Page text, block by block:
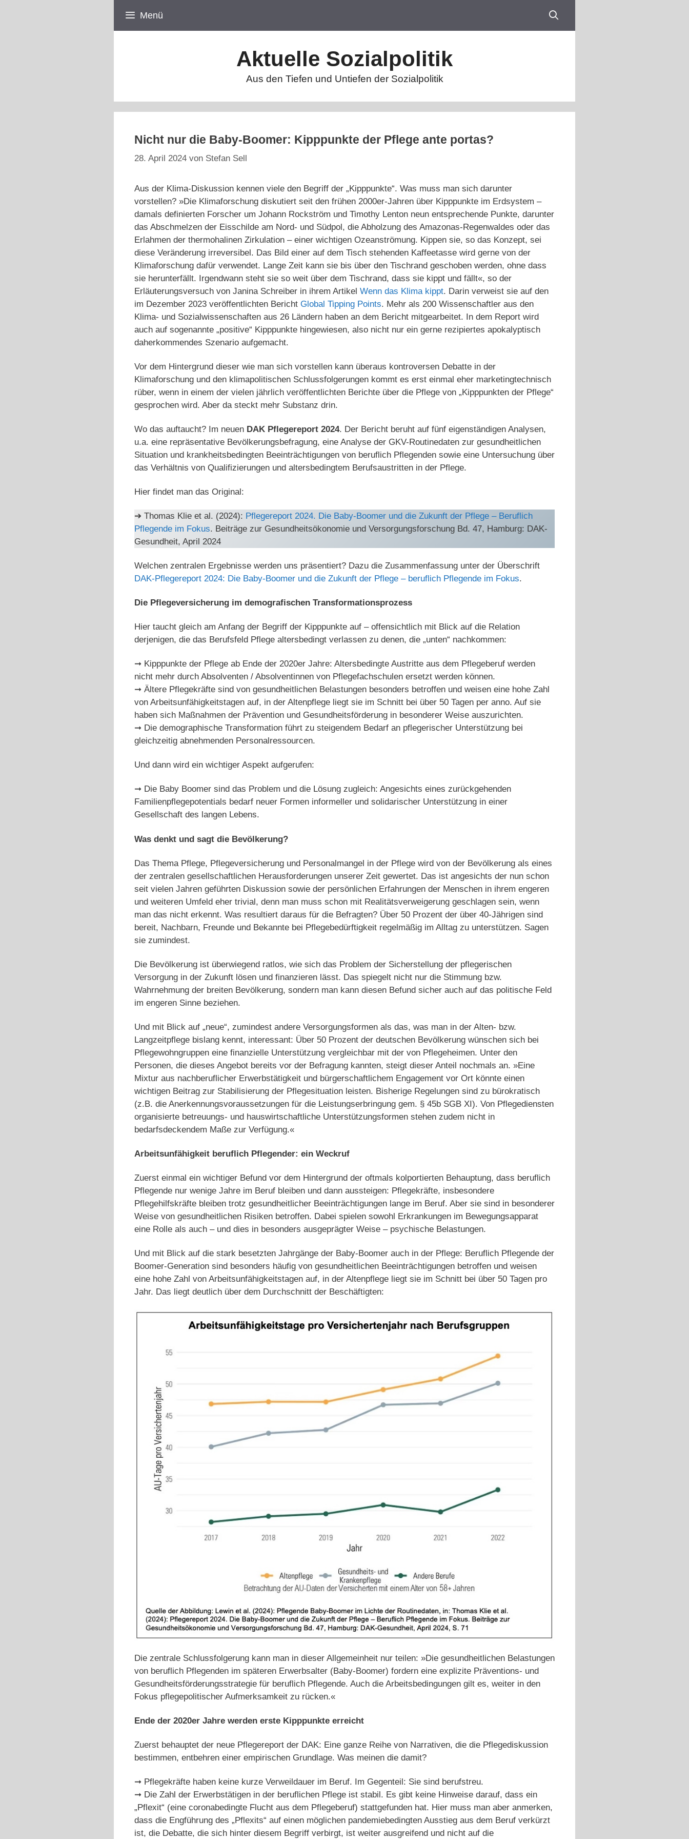
Menü
Aktuelle Sozialpolitik
Aus den Tiefen und Untiefen der Sozialpolitik
Nicht nur die Baby-Boomer: Kipppunkte der Pflege ante portas?
28. April 2024 von Stefan Sell
Aus der Klima-Diskussion kennen viele den Begriff der „Kipppunkte“. Was muss man sich darunter
vorstellen? »Die Klimaforschung diskutiert seit den frühen 2000er-Jahren über Kipppunkte im Erdsystem –
damals definierten Forscher um Johann Rockström und Timothy Lenton neun entsprechende Punkte, darunter
das Abschmelzen der Eisschilde am Nord- und Südpol, die Abholzung des Amazonas-Regenwaldes oder das
Erlahmen der thermohalinen Zirkulation – einer wichtigen Ozeanströmung. Kippen sie, so das Konzept, sei
diese Veränderung irreversibel. Das Bild einer auf dem Tisch stehenden Kaffeetasse wird gerne von der
Klimaforschung dafür verwendet. Lange Zeit kann sie bis über den Tischrand geschoben werden, ohne dass
sie herunterfällt. Irgendwann steht sie so weit über dem Tischrand, dass sie kippt und fällt«, so der
Erläuterungsversuch von Janina Schreiber in ihrem Artikel Wenn das Klima kippt. Darin verweist sie auf den
im Dezember 2023 veröffentlichten Bericht Global Tipping Points. Mehr als 200 Wissenschaftler aus den
Klima- und Sozialwissenschaften aus 26 Ländern haben an dem Bericht mitgearbeitet. In dem Report wird
auch auf sogenannte „positive“ Kipppunkte hingewiesen, also nicht nur ein gerne rezipiertes apokalyptisch
daherkommendes Szenario aufgemacht.
Vor dem Hintergrund dieser wie man sich vorstellen kann überaus kontroversen Debatte in der
Klimaforschung und den klimapolitischen Schlussfolgerungen kommt es erst einmal eher marketingtechnisch
rüber, wenn in einem der vielen jährlich veröffentlichten Berichte über die Pflege von „Kipppunkten der Pflege“
gesprochen wird. Aber da steckt mehr Substanz drin.
Wo das auftaucht? Im neuen DAK Pflegereport 2024. Der Bericht beruht auf fünf eigenständigen Analysen,
u.a. eine repräsentative Bevölkerungsbefragung, eine Analyse der GKV-Routinedaten zur gesundheitlichen
Situation und krankheitsbedingten Beeinträchtigungen von beruflich Pflegenden sowie eine Untersuchung über
das Verhältnis von Qualifizierungen und altersbedingtem Berufsaustritten in der Pflege.
Hier findet man das Original:
➔ Thomas Klie et al. (2024): Pflegereport 2024. Die Baby-Boomer und die Zukunft der Pflege – Beruflich
Pflegende im Fokus. Beiträge zur Gesundheitsökonomie und Versorgungsforschung Bd. 47, Hamburg: DAK-
Gesundheit, April 2024
Welchen zentralen Ergebnisse werden uns präsentiert? Dazu die Zusammenfassung unter der Überschrift
DAK-Pflegereport 2024: Die Baby-Boomer und die Zukunft der Pflege – beruflich Pflegende im Fokus.
Die Pflegeversicherung im demografischen Transformationsprozess
Hier taucht gleich am Anfang der Begriff der Kipppunkte auf – offensichtlich mit Blick auf die Relation
derjenigen, die das Berufsfeld Pflege altersbedingt verlassen zu denen, die „unten“ nachkommen:
➞ Kipppunkte der Pflege ab Ende der 2020er Jahre: Altersbedingte Austritte aus dem Pflegeberuf werden
nicht mehr durch Absolventen / Absolventinnen von Pflegefachschulen ersetzt werden können.
➞ Ältere Pflegekräfte sind von gesundheitlichen Belastungen besonders betroffen und weisen eine hohe Zahl
von Arbeitsunfähigkeitstagen auf, in der Altenpflege liegt sie im Schnitt bei über 50 Tagen per anno. Auf sie
haben sich Maßnahmen der Prävention und Gesundheitsförderung in besonderer Weise auszurichten.
➞ Die demographische Transformation führt zu steigendem Bedarf an pflegerischer Unterstützung bei
gleichzeitig abnehmenden Personalressourcen.
Und dann wird ein wichtiger Aspekt aufgerufen:
➞ Die Baby Boomer sind das Problem und die Lösung zugleich: Angesichts eines zurückgehenden
Familienpflegepotentials bedarf neuer Formen informeller und solidarischer Unterstützung in einer
Gesellschaft des langen Lebens.
Was denkt und sagt die Bevölkerung?
Das Thema Pflege, Pflegeversicherung und Personalmangel in der Pflege wird von der Bevölkerung als eines
der zentralen gesellschaftlichen Herausforderungen unserer Zeit gewertet. Das ist angesichts der nun schon
seit vielen Jahren geführten Diskussion sowie der persönlichen Erfahrungen der Menschen in ihrem engeren
und weiteren Umfeld eher trivial, denn man muss schon mit Realitätsverweigerung geschlagen sein, wenn
man das nicht erkennt. Was resultiert daraus für die Befragten? Über 50 Prozent der über 40-Jährigen sind
bereit, Nachbarn, Freunde und Bekannte bei Pflegebedürftigkeit regelmäßig im Alltag zu unterstützen. Sagen
sie zumindest.
Die Bevölkerung ist überwiegend ratlos, wie sich das Problem der Sicherstellung der pflegerischen
Versorgung in der Zukunft lösen und finanzieren lässt. Das spiegelt nicht nur die Stimmung bzw.
Wahrnehmung der breiten Bevölkerung, sondern man kann diesen Befund sicher auch auf das politische Feld
im engeren Sinne beziehen.
Und mit Blick auf „neue“, zumindest andere Versorgungsformen als das, was man in der Alten- bzw.
Langzeitpflege bislang kennt, interessant: Über 50 Prozent der deutschen Bevölkerung wünschen sich bei
Pflegewohngruppen eine finanzielle Unterstützung vergleichbar mit der von Pflegeheimen. Unter den
Personen, die dieses Angebot bereits vor der Befragung kannten, steigt dieser Anteil nochmals an. »Eine
Mixtur aus nachberuflicher Erwerbstätigkeit und bürgerschaftlichem Engagement vor Ort könnte einen
wichtigen Beitrag zur Stabilisierung der Pflegesituation leisten. Bisherige Regelungen sind zu bürokratisch
(z.B. die Anerkennungsvoraussetzungen für die Leistungserbringung gem. § 45b SGB XI). Von Pflegediensten
organisierte betreuungs- und hauswirtschaftliche Unterstützungsformen stehen zudem nicht in
bedarfsdeckendem Maße zur Verfügung.«
Arbeitsunfähigkeit beruflich Pflegender: ein Weckruf
Zuerst einmal ein wichtiger Befund vor dem Hintergrund der oftmals kolportierten Behauptung, dass beruflich
Pflegende nur wenige Jahre im Beruf bleiben und dann aussteigen: Pflegekräfte, insbesondere
Pflegehilfskräfte bleiben trotz gesundheitlicher Beeinträchtigungen lange im Beruf. Aber sie sind in besonderer
Weise von gesundheitlichen Risiken betroffen. Dabei spielen sowohl Erkrankungen im Bewegungsapparat
eine Rolle als auch – und dies in besonders ausgeprägter Weise – psychische Belastungen.
Und mit Blick auf die stark besetzten Jahrgänge der Baby-Boomer auch in der Pflege: Beruflich Pflegende der
Boomer-Generation sind besonders häufig von gesundheitlichen Beeinträchtigungen betroffen und weisen
eine hohe Zahl von Arbeitsunfähigkeitstagen auf, in der Altenpflege liegt sie im Schnitt bei über 50 Tagen pro
Jahr. Das liegt deutlich über dem Durchschnitt der Beschäftigten:
Die zentrale Schlussfolgerung kann man in dieser Allgemeinheit nur teilen: »Die gesundheitlichen Belastungen
von beruflich Pflegenden im späteren Erwerbsalter (Baby-Boomer) fordern eine explizite Präventions- und
Gesundheitsförderungsstrategie für beruflich Pflegende. Auch die Arbeitsbedingungen gilt es, weiter in den
Fokus pflegepolitischer Aufmerksamkeit zu rücken.«
Ende der 2020er Jahre werden erste Kipppunkte erreicht
Zuerst behauptet der neue Pflegereport der DAK: Eine ganze Reihe von Narrativen, die die Pflegediskussion
bestimmen, entbehren einer empirischen Grundlage. Was meinen die damit?
➞ Pflegekräfte haben keine kurze Verweildauer im Beruf. Im Gegenteil: Sie sind berufstreu.
➞ Die Zahl der Erwerbstätigen in der beruflichen Pflege ist stabil. Es gibt keine Hinweise darauf, dass ein
„Pflexit“ (eine coronabedingte Flucht aus dem Pflegeberuf) stattgefunden hat. Hier muss man aber anmerken,
dass die Engführung des „Pflexits“ auf einen möglichen pandemiebedingten Ausstieg aus dem Beruf verkürzt
ist, die Debatte, die sich hinter diesem Begriff verbirgt, ist weiter ausgreifend und nicht auf die